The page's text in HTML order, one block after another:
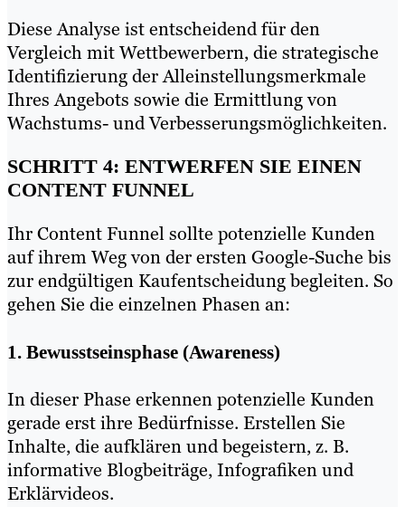
Diese Analyse ist entscheidend für den
Vergleich mit Wettbewerbern, die strategische
Identifizierung der Alleinstellungsmerkmale
Ihres Angebots sowie die Ermittlung von
Wachstums- und Verbesserungsmöglichkeiten.
SCHRITT 4: ENTWERFEN SIE EINEN
CONTENT FUNNEL
Ihr Content Funnel sollte potenzielle Kunden
auf ihrem Weg von der ersten Google-Suche bis
zur endgültigen Kaufentscheidung begleiten. So
gehen Sie die einzelnen Phasen an:
1. Bewusstseinsphase (Awareness)
In dieser Phase erkennen potenzielle Kunden
gerade erst ihre Bedürfnisse. Erstellen Sie
Inhalte, die aufklären und begeistern, z. B.
informative Blogbeiträge, Infografiken und
Erklärvideos.